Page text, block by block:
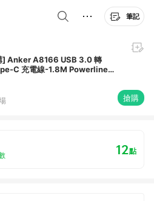
筆記
] Anker A8166 USB 3.0 轉
C 充電線-1.8M Powerline
搶購
12點